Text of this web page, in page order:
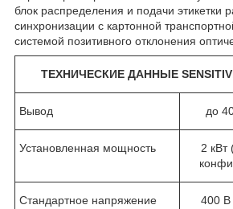
блок распределения и подачи этикетки
синхронизации с картонной
системой позитивного отклонения
ТЕХНИЧЕСКИЕ ДАННЫЕ
Вывод до
Установленная мощность
2 кВт
Стандартное напряжение 400 В